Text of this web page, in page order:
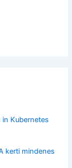
in Kubernetes
kerti mindenes